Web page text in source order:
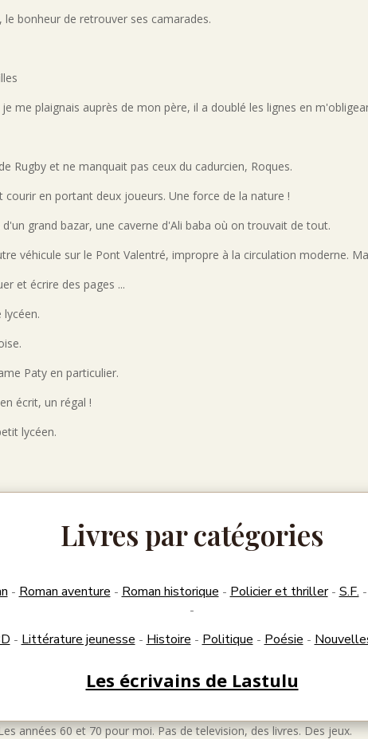
bonheur de retrouver ses camarades.
me plaignais auprès de mon père, il a doublé les lignes en
Rugby et ne manquait pas ceux du cadurcien, Roques.
courir en portant deux joueurs. Une force de la nature !
grand bazar, une caverne d'Ali baba où on trouvait de tout.
véhicule sur le Pont Valentré, impropre à la circulation moderne.
et écrire des pages ...
Paty en particulier.
écrit, un régal !
lycéen.
Livres par catégories
- Roman aventure - Roman historique - Policier et thriller- S.F. -
-
- Littérature jeunesse - Histoire - Politique - Poésie -
Les écrivains de Lastulu
années 60 et 70 pour moi. Pas de television, des livres. Des jeux.